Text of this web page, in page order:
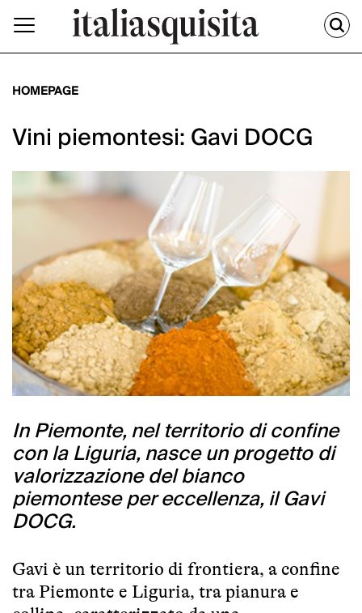
HOMEPAGE
Vini piemontesi: Gavi DOCG
In Piemonte, nel territorio di confine
con la Liguria, nasce un progetto di
valorizzazione del bianco
piemontese per eccellenza, il Gavi
DOCG.
Gavi è un territorio di frontiera, a confine
tra Piemonte e Liguria, tra pianura e